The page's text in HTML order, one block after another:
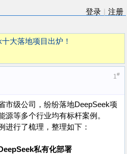
登录
注册
大落地项目出炉！
1#
市级公司，纷纷落地DeepSeek项
源等多个行业均有标杆案例。
进行了梳理，整理如下：
私有化部署